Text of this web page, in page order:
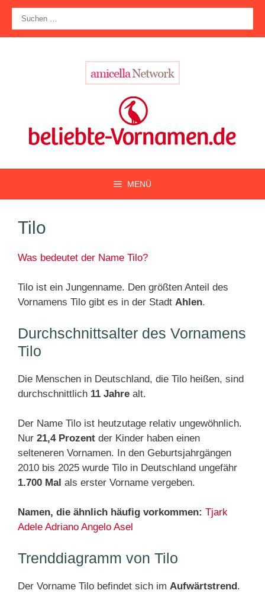
Zum
Inhalt
springen
nach:
MENÜ
Tilo
Was bedeutet der Name Tilo?
Tilo ist ein Jungenname. Den größten Anteil des
Vornamens Tilo gibt es in der Stadt Ahlen.
Durchschnittsalter des Vornamens
Tilo
Die Menschen in Deutschland, die Tilo heißen, sind
durchschnittlich 11 Jahre alt.
Der Name Tilo ist heutzutage relativ ungewöhnlich.
Nur 21,4 Prozent der Kinder haben einen
selteneren Vornamen. In den Geburtsjahrgängen
2010 bis 2025 wurde Tilo in Deutschland ungefähr
1.700 Mal als erster Vorname vergeben.
Namen, die ähnlich häufig vorkommen: Tjark
Adele Adriano Angelo Asel
Trenddiagramm von Tilo
Der Vorname Tilo befindet sich im Aufwärtstrend.